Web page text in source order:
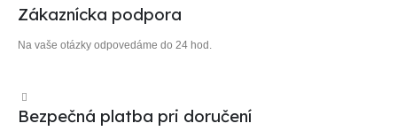
Zákaznícka podpora
Na vaše otázky odpovedáme do 24 hod.
Bezpečná platba pri doručení